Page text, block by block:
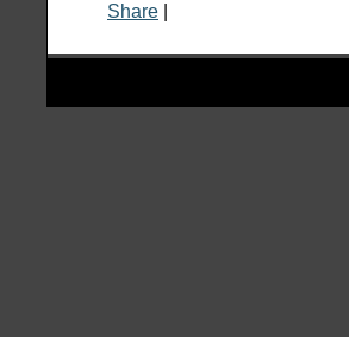
Share